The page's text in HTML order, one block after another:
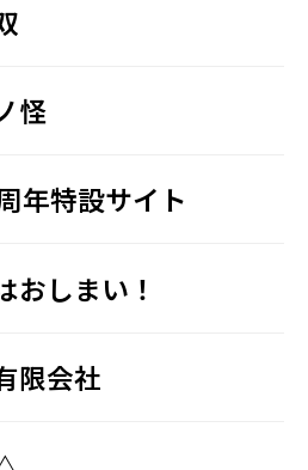
怪
年特設サイト
おしまい！
限会社